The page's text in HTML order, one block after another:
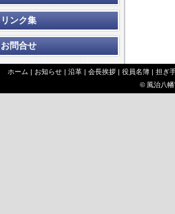
リンク集
お問合せ
ホーム | お知らせ | 沿革 | 会長挨拶 | 役員名簿 | 担ぎ
© 風治八